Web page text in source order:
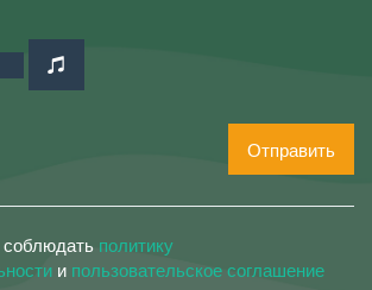
Отправить
политику
и пользовательское соглашение